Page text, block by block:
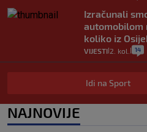
Izračunali
automobilom
koliko iz
VIJESTI 2. kol. 14
"Kći je otišla
zdravstvenu
pacijenata
1
Idi na Sport
NAJNOVIJE